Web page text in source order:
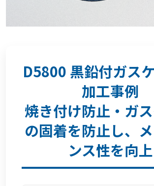
D5800 黒鉛付ガス
加工事例
焼き付け防止・ガ
の固着を防止し、
ンス性を向上